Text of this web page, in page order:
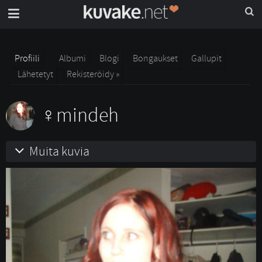
Profiili Albumi Blogi Bongaukset
Gallupit
Lähetetyt
Rekisteröidy »
mindeh
Muita kuvia